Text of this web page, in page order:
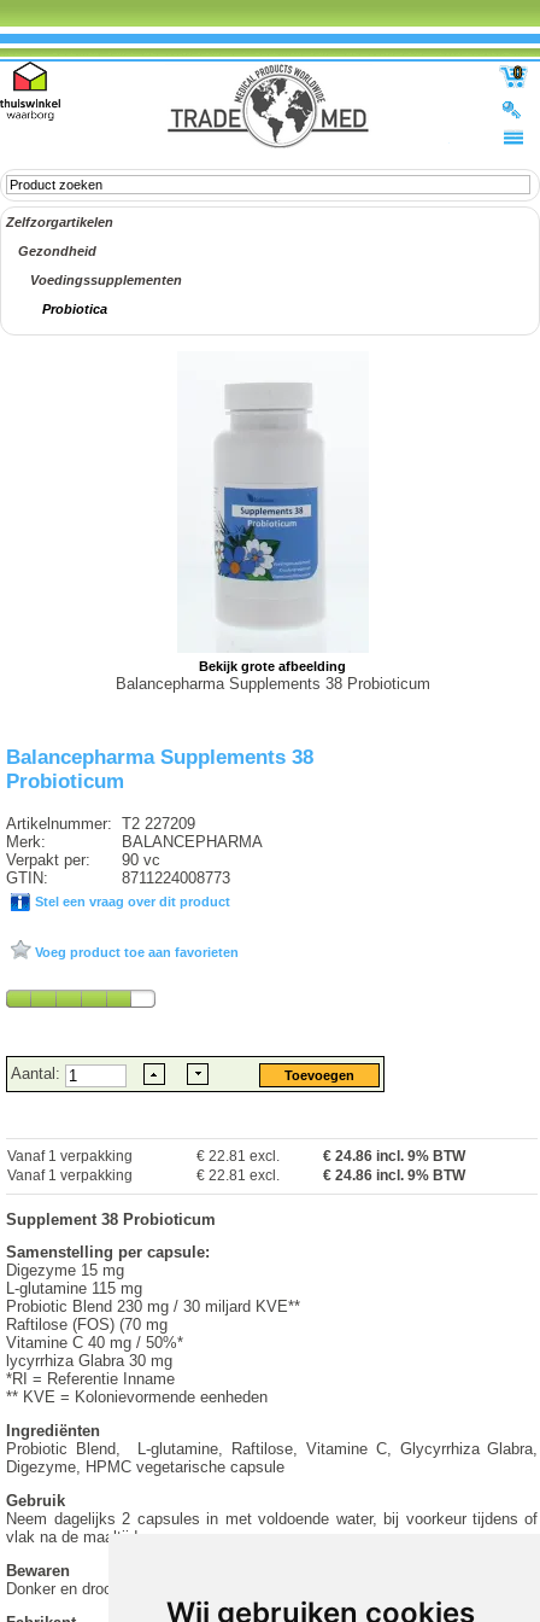
Wij gebruiken cookies
0
Zelfzorgartikelen
Gezondheid
Voedingssupplementen
Probiotica
Bekijk grote afbeelding
Balancepharma Supplements 38 Probioticum
Balancepharma Supplements 38
Probioticum
Artikelnummer:
Merk:
Verpakt per:
GTIN:
T2 227209
BALANCEPHARMA
90 vc
8711224008773
Stel een vraag over dit product
Voeg product toe aan favorieten
Aantal:
Vanaf 1 verpakking € 22.81 excl. €24.86 incl. 9% BTW
Vanaf 1 verpakking
€ 22.81 excl. € 24.86 incl. 9% BTW
Supplement 38 Probioticum
Samenstelling per capsule:
Digezyme 15 mg
L-glutamine 115 mg
Probiotic Blend 230 mg / 30 miljard KVE**
Raftilose (FOS) (70 mg
Vitamine C 40 mg / 50%*
lycyrrhiza Glabra 30 mg
*RI = Referentie Inname
** KVE = Kolonievormende eenheden
Ingrediënten
Probiotic Blend, L-glutamine, Raftilose, Vitamine C, Glycyrrhiza Glabra,
Digezyme, HPMC vegetarische capsule
Gebruik
Neem dagelijks 2 capsules in met voldoende water, bij voorkeur tijdens of
vlak na de maaltijd.
Bewaren
Donker en droog bewaren op kamertemperatuur.